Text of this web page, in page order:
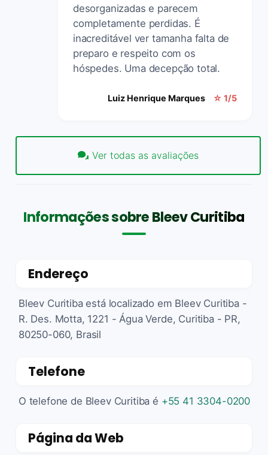
desorganizadas e parecem
completamente perdidas. É
inacreditável ver tamanha falta de
preparo e respeito com os
hóspedes. Uma decepção total.
Luiz Henrique Marques ☆ 1/5
Ver todas as avaliações
Informações sobre Bleev Curitiba
Endereço
Bleev Curitiba está localizado em Bleev Curitiba -
R. Des. Motta, 1221 - Água Verde, Curitiba - PR,
80250-060, Brasil
Telefone
O telefone de Bleev Curitiba é +55 41 3304-0200
Página da Web